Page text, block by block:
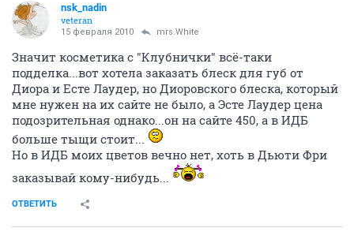
nsk_nadin
veteran
15 февраля 2010 mrs.White
Значит косметика с "Клубнички" всё-таки
подделка...вот хотела заказать блеск для губ от
Диора и Есте Лаудер, но Диоровского блеска, который
мне нужен на их сайте не было, а Эсте Лаудер цена
подозрительная однако...он на сайте 450, а в ИДБ
больше тыщи стоит...
Но в ИДБ моих цветов вечно нет, хоть в Дьюти Фри
заказывай кому-нибудь...
ОТВЕТИТЬ